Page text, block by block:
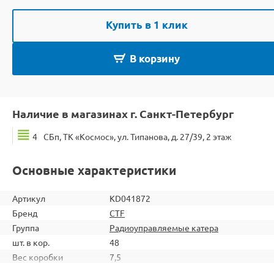
Купить в 1 клик
В корзину
Наличие в магазинах г. Санкт-Петербург
4 СБп, ТК «Космос», ул. Типанова, д. 27/39, 2 этаж
Основные характеристики
Артикул
KD041872
Бренд
CTF
Группа
Радиоуправляемые катера
шт. в кор.
48
Вес коробки
7,5